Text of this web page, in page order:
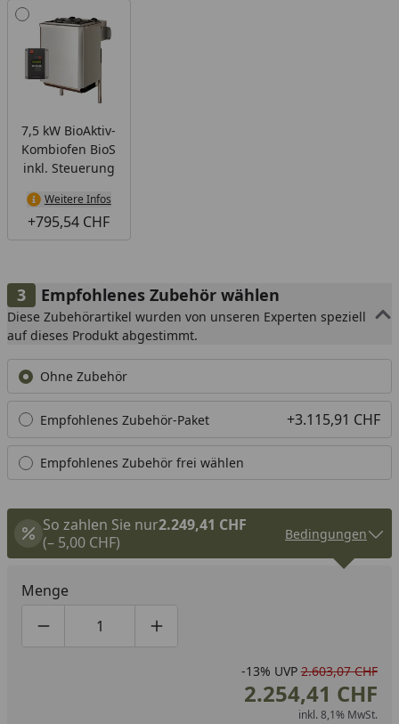
7,5 kW BioAktiv-
Kombiofen BioS
inkl. Steuerung
Weitere Infos
+795,54 CHF
Empfohlenes Zubehör wählen
Diese Zubehörartikel wurden von unseren Experten speziell
auf dieses Produkt abgestimmt.
Ohne Zubehör
Empfohlenes Zubehör-Paket +3.115,91 CHF
Empfohlenes Zubehör frei wählen
So zahlen Sie nur2.249,41 CHF
(– 5,00 CHF)
Bedingungen
Menge
Produktmenge um eins verringern
Produktmenge manuell eingeben
Produktmenge um eins erhöhen
-13% UVP 2.603,07 CHF
2.254,41 CHF
inkl. 8,1% MwSt.